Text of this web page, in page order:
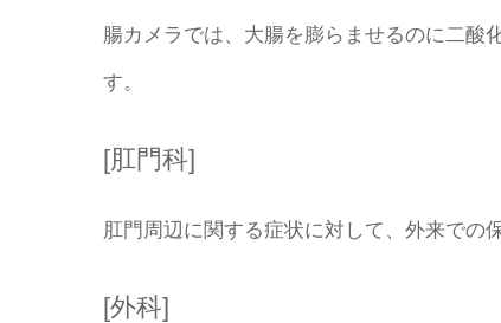
腸カメラでは、大腸を膨らませるのに二酸
す。
[​肛門科]
肛門周辺に関する症状に対して、外来での
[外科]